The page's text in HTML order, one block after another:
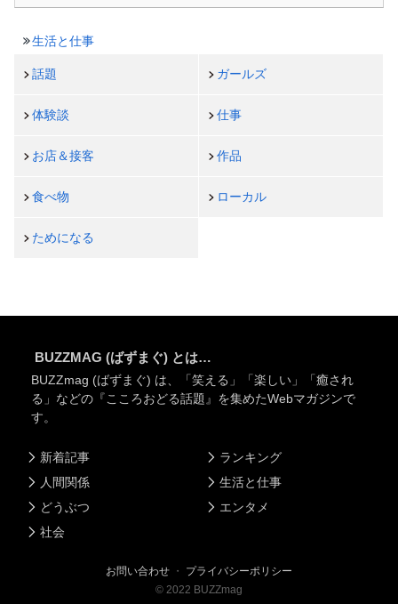
生活と仕事
話題 ガールズ
体験談 仕事
お店＆接客 作品
食べ物 ローカル
ためになる
BUZZMAG (ばずまぐ) とは…
BUZZmag (ばずまぐ) は、「笑える」「楽しい」「癒され
る」などの『こころおどる話題』を集めたWebマガジンで
す。
新着記事
人間関係
どうぶつ
社会
ランキング
生活と仕事
エンタメ
お問い合わせ ・ プライバシーポリシー
© 2022 BUZZmag